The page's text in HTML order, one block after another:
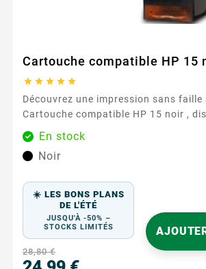
Cartouche compatible HP 15
    
Découvrez une impression sans faille
Cartouche compatible HP 15 noir ,
exclusivement chez Easycartouche.
d'encre de haute qualité est conçue
vos besoins d'impression quotidiens,
Parfaite pour un usage domestique
elle garantit que chaque impression...
En stock
Noir
☀️ LES BONS PLANS
DE L'ÉTÉ
JUSQU'À -50% –
STOCKS LIMITÉS
28,80 €